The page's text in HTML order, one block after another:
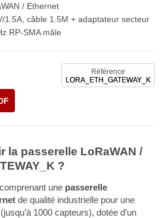
/ Ethernet
1.5A, câble 1.5M + adaptateur secteur
RP-SMA mâle
Référence
LORA_ETH_GATEWAY_K
la passerelle LoRaWAN /
?
une passerelle
de qualité industrielle pour une
1000 capteurs), dotée d’un